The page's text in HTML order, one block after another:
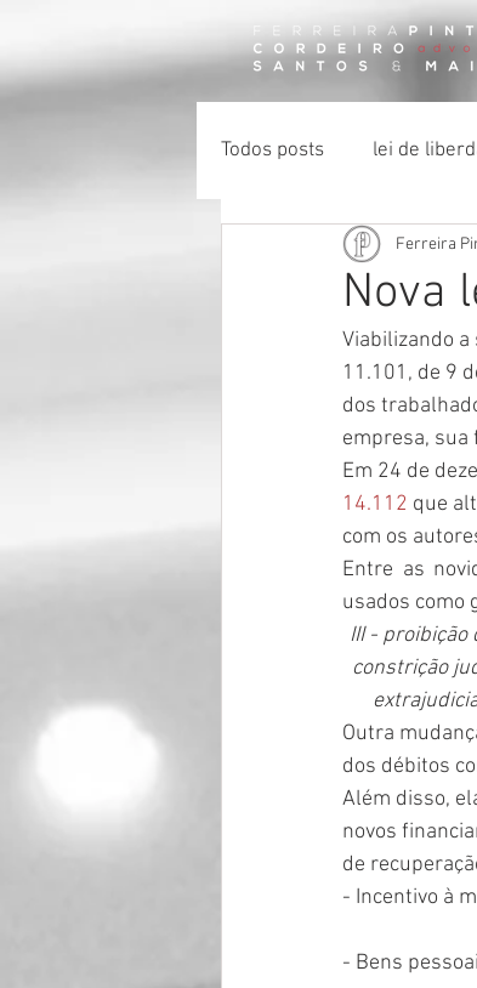
Todos posts lei de
certidão negativa de
impenhorabilidade
Nova
Ferreira
Viabilizando a
11.101, de 9
dos
empresa, sua
Em 24 de
14.112 que
com os
Entre as
usados como
III -
constrição
Outra
dos débitos
Além disso,
novos
de
- Incentivo à
- Bens